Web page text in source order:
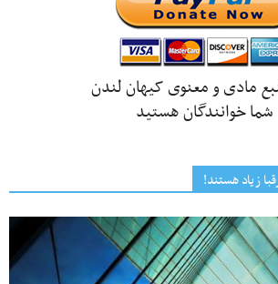
مادی و معنوی کیهان لندن
شما خوانندگان هستید
زیاد هستند!